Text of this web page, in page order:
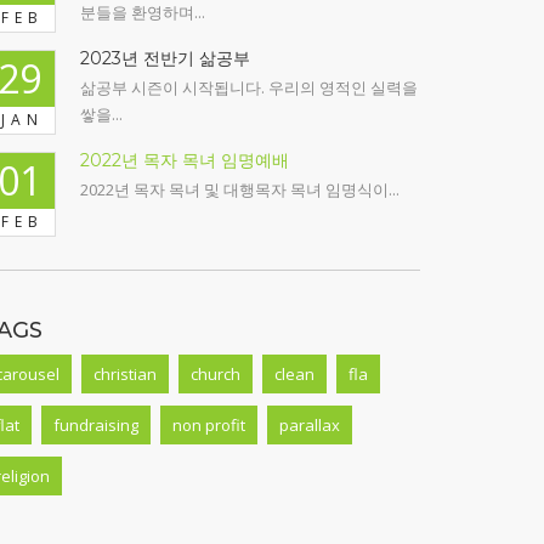
FEB 분들을 환영하며...
JAN
2023년 전반기 삶공부
삶공부 시즌이 시작됩니다. 우리의 영적인 실력을
쌓을...
FEB
2022년 목자 목녀 임명예배
2022년 목자 목녀 및 대행목자 목녀 임명식이...
christian church clean fla
fundraising non profit parallax